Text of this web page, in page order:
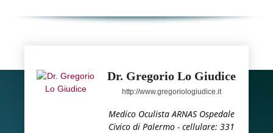
Dr. Gregorio Lo Giudice
http://www.gregoriologiudice.it
Medico Oculista ARNAS Ospedale
Civico di Palermo - cellulare: 331